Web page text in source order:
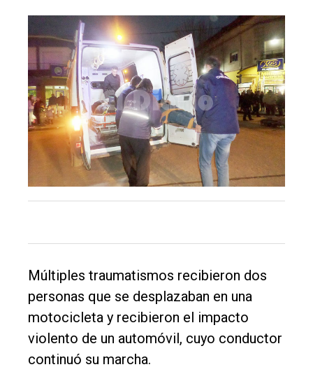
Balcarce
Inicio
Tendencia
Int.
General
Política
Deportes
Fúnebres
Edición
Empresa
Múltiples traumatismos recibieron dos
personas que se desplazaban en una
motocicleta y recibieron el impacto
violento de un automóvil, cuyo conductor
continuó su marcha.